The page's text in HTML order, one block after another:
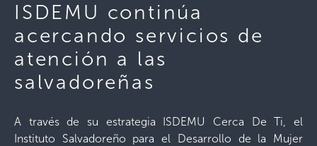
ISDEMU continúa
acercando servicios de
atención a las
salvadoreñas
A través de su estrategia ISDEMU Cerca De Ti, el
Instituto Salvadoreño para el Desarrollo de la Mujer